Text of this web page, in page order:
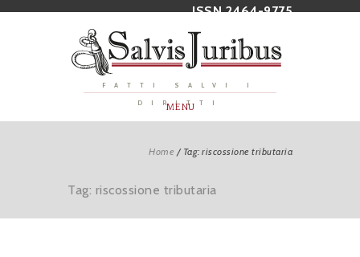
ISSN 2464-9775
FATTI SALVI I
DIRITTI
MENU
Home / Tag: riscossione tributaria
Tag: riscossione tributaria